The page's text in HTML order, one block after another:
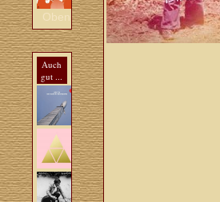
Oben
Auch
gut ...